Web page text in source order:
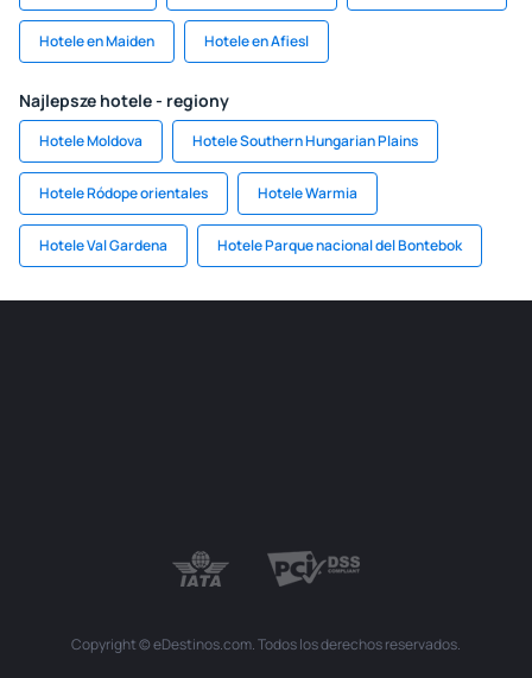
Hotele en Maiden Hotele en Afiesl
Najlepsze hotele - regiony
Hotele Moldova Hotele Southern Hungarian Plains
Hotele Ródope orientales Hotele Warmia
Hotele Val Gardena Hotele Parque nacional del Bontebok
Copyright © eDestinos.com. Todos los derechos reservados.